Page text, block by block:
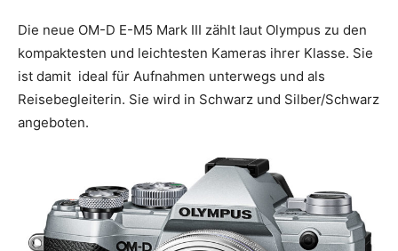
Die neue OM-D E-M5 Mark III zählt laut Olympus zu den
kompaktesten und leichtesten Kameras ihrer Klasse. Sie
ist damit ideal für Aufnahmen unterwegs und als
Reisebegleiterin. Sie wird in Schwarz und Silber/Schwarz
angeboten.